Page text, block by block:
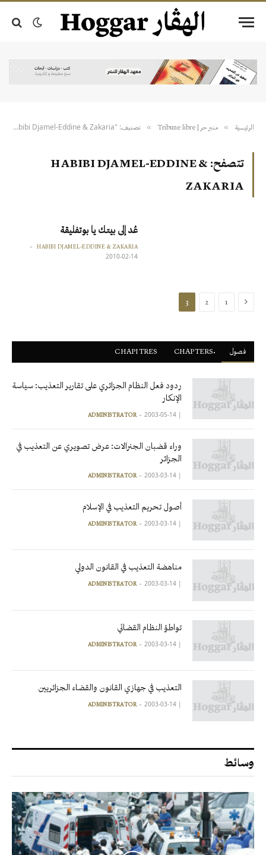
الرئيسية » منبر حر | Tribune libre » تصنيف: "Habibi Djamel-Eddine & Zakaria" (صفحة 3)
تتصفح: HABIBI DJAMEL-EDDINE &
ZAKARIA
عُد إلى بيتك يا بوتفليقة
HABIBI DJAMEL-EDDINE & ZAKARIA
2010-02-14
السابقة
1
2
3
فصول CHAPITRES
ردود فعل النظام الجزائري على تقارير التعذيب: سياسة
الإنكار
|
ADMINISTRATOR 2003-05-14
وراء قضبان الجنرالات: عرض تصويري عن التعذيب في
الجزائر
|
ADMINISTRATOR 2003-03-14
أصول تحريم التعذيب في الإسلام
|
ADMINISTRATOR 2003-03-14
مناهضة التعذيب في القانون الدولي
|
ADMINISTRATOR 2003-03-14
تواطؤ النظام القضائي
|
ADMINISTRATOR 2003-03-14
التعذيب في جهازي القانون والقضاء الجزائريين
|
ADMINISTRATOR 2003-03-14
وسائط